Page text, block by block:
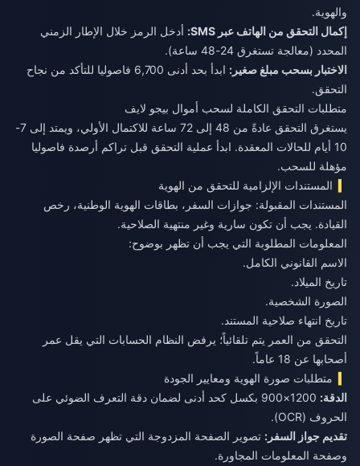
والهوية.
إكمال التحقق من الهاتف عبر SMS:
أدخل الرمز خلال الإطار الزمني
المحدد (معالجة تستغرق 24-48 ساعة).
الاختبار بسحب مبلغ صغير:
ابدأ بحد أدنى 6,700 فاصوليا للتأكد من نجاح
التحقق.
متطلبات التحقق الكاملة لسحب أموال بيجو لايف
يستغرق التحقق عادةً من 48 إلى 72 ساعة للاكتمال الأولي، ويمتد إلى 7-
10 أيام للحالات المعقدة. ابدأ عملية التحقق قبل تراكم أرصدة فاصوليا
مؤهلة للسحب.
المستندات الإلزامية للتحقق من الهوية
المستندات المقبولة: جوازات السفر، بطاقات الهوية الوطنية، رخص
القيادة. يجب أن تكون سارية وغير منتهية الصلاحية.
المعلومات المطلوبة التي يجب أن تظهر بوضوح:
الاسم القانوني الكامل.
تاريخ الميلاد.
الصورة الشخصية.
تاريخ انتهاء صلاحية المستند.
التحقق من العمر يتم تلقائياً؛ يرفض النظام الحسابات التي يقل عمر
أصحابها عن 18 عاماً.
متطلبات صورة الهوية ومعايير الجودة
الدقة:
1200×900 بكسل كحد أدنى لضمان دقة التعرف الضوئي على
الحروف (OCR).
تقديم جواز السفر: تصوير الصفحة المزدوجة التي تظهر صفحة الصورة
وصفحة المعلومات المجاورة.